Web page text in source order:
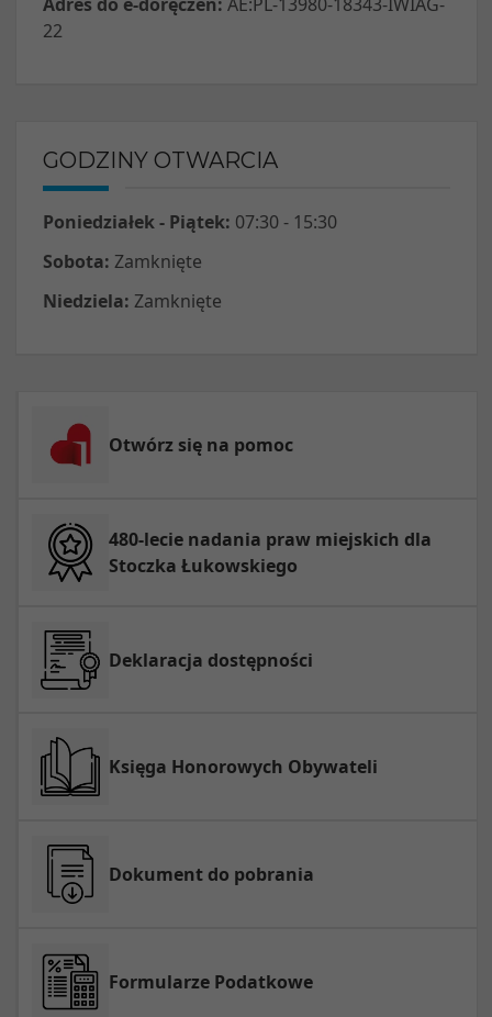
22
GODZINY OTWARCIA
Poniedziałek - Piątek: 07:30 - 15:30
Sobota: Zamknięte
Niedziela: Zamknięte
Otwórz się na pomoc
480-lecie nadania praw miejskich dla
Stoczka Łukowskiego
Deklaracja dostępności
Księga Honorowych Obywateli
Dokument do pobrania
Formularze Podatkowe